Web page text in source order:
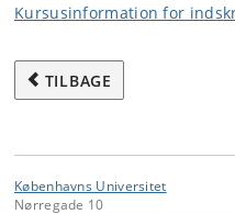
Kursusinformation for
TILBAGE
Københavns Universitet
Nørregade 10